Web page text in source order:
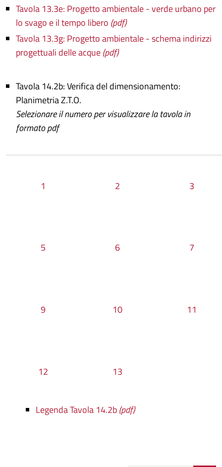
Tavola 13.3e: Progetto ambientale - verde urbano per
lo svago e il tempo libero (pdf)
Tavola 13.3g: Progetto ambientale - schema indirizzi
progettuali delle acque(pdf)
Tavola 14.2b: Verifica del dimensionamento:
Planimetria Z.T.O.
Selezionare il numero per visualizzare la tavola in
formato pdf
1 2 3
5 6 7
9 10 11
12 13
Legenda Tavola 14.2b(pdf)